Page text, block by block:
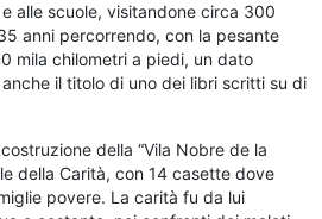
alle scuole, visitandone circa 300
anni percorrendo, con la pesante
mila chilometri a piedi, un dato
il titolo di uno dei libri scritti su di
della “Vila Nobre de la
della Carità, con 14 casette dove
povere. La carità fu da lui